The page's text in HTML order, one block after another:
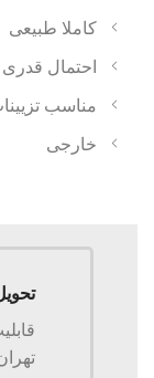
کاملا طبیعی
احتمال
مناسب
خارجی